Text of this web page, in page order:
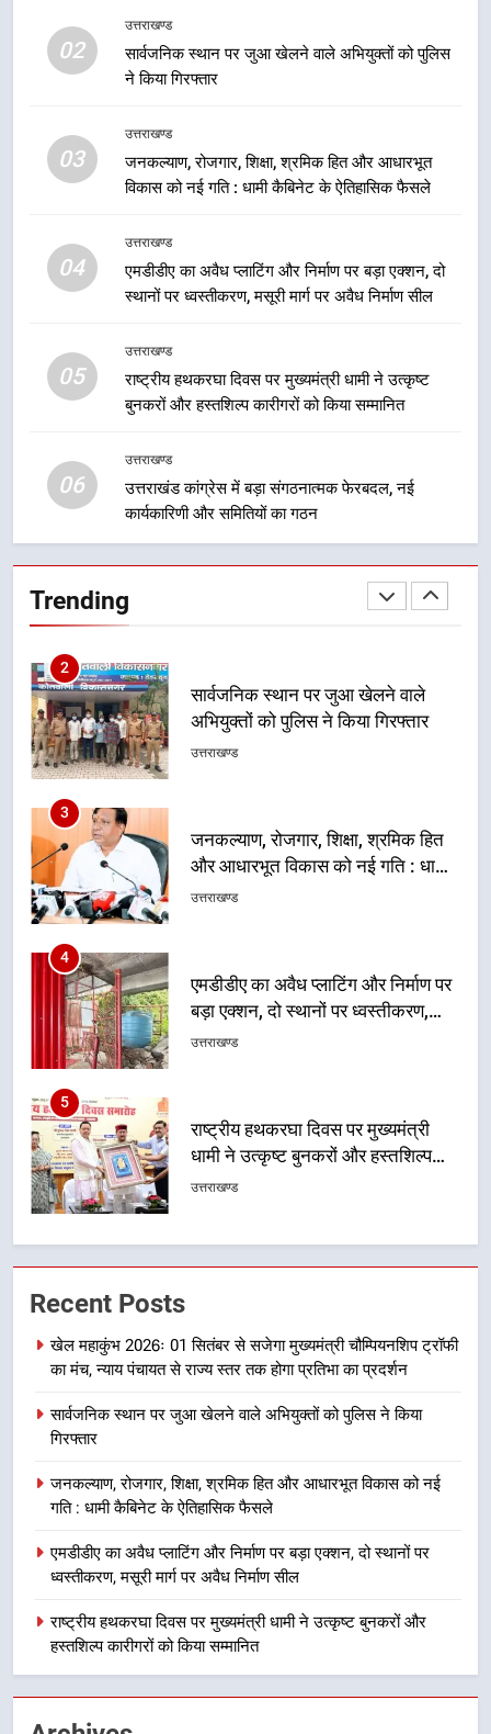
02
उत्तराखण्ड
सार्वजनिक स्थान पर जुआ खेलने वाले अभियुक्तों को पुलिस
ने किया गिरफ्तार
03
उत्तराखण्ड
जनकल्याण, रोजगार, शिक्षा, श्रमिक हित और आधारभूत
विकास को नई गति : धामी कैबिनेट के ऐतिहासिक फैसले
04
उत्तराखण्ड
एमडीडीए का अवैध प्लाटिंग और निर्माण पर बड़ा एक्शन, दो
स्थानों पर ध्वस्तीकरण, मसूरी मार्ग पर अवैध निर्माण सील
05
उत्तराखण्ड
राष्ट्रीय हथकरघा दिवस पर मुख्यमंत्री धामी ने उत्कृष्ट
बुनकरों और हस्तशिल्प कारीगरों को किया सम्मानित
06
उत्तराखण्ड
उत्तराखंड कांग्रेस में बड़ा संगठनात्मक फेरबदल, नई
कार्यकारिणी और समितियों का गठन
Trending
का गठन
उत्तराखण्ड
देना सरकार की सर्वोच्च प्राथमिकता, आने
वाले महीनों में हजारों पदों पर की जाएगी
उत्तराखण्ड
8
दिल्ली-देहरादून आर्थिक कॉरिडोर से जुड़ी
12 किमी ग्रीनफील्ड बाईपास परियोजना
निर्देश, सुरक्षा मानकों से कोई समझौता
नहींः डीएम
1
न्याय पंचायत से राज्य स्तर तक होगा
प्रतिभा का प्रदर्शन
उत्तराखण्ड
2
अभियुक्तों को पुलिस ने किया गिरफ्तार
3
जनकल्याण, रोजगार, शिक्षा, श्रमिक हित
और आधारभूत विकास को नई गति : धामी
एमडीडीए का अवैध प्लाटिंग और निर्माण पर
बड़ा एक्शन, दो स्थानों पर ध्वस्तीकरण,
5
राष्ट्रीय हथकरघा दिवस पर मुख्यमंत्री
धामी ने उत्कृष्ट बुनकरों और हस्तशिल्प
6
उत्तराखंड कांग्रेस में बड़ा संगठनात्मक
फेरबदल, नई कार्यकारिणी और समितियों
7
वाले महीनों में हजारों पदों पर की जाएगी
भर्ती
उत्तराखण्ड
8
12 किमी ग्रीनफील्ड बाईपास परियोजना
का डीएम ने किया निरीक्षण; समयबद्ध एवं
निर्देश, सुरक्षा मानकों से कोई समझौता
नहींः डीएम
उत्तराखण्ड
1
खेल महाकुंभ 2026ः 01 सितंबर से सजेगा
मुख्यमंत्री चौम्पियनशिप ट्रॉफी का मंच,
न्याय पंचायत से राज्य स्तर तक होगा
उत्तराखण्ड
Recent Posts
खेल महाकुंभ 2026ः 01 सितंबर से सजेगा मुख्यमंत्री चौम्पियनशिप ट्रॉफी
का मंच, न्याय पंचायत से राज्य स्तर तक होगा प्रतिभा का प्रदर्शन
सार्वजनिक स्थान पर जुआ खेलने वाले अभियुक्तों को पुलिस ने किया
गिरफ्तार
जनकल्याण, रोजगार, शिक्षा, श्रमिक हित और आधारभूत विकास को नई
गति : धामी कैबिनेट के ऐतिहासिक फैसले
एमडीडीए का अवैध प्लाटिंग और निर्माण पर बड़ा एक्शन, दो स्थानों पर
ध्वस्तीकरण, मसूरी मार्ग पर अवैध निर्माण सील
राष्ट्रीय हथकरघा दिवस पर मुख्यमंत्री धामी ने उत्कृष्ट बुनकरों और
हस्तशिल्प कारीगरों को किया सम्मानित